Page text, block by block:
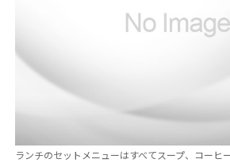
ランチのセットメニューはすべてスープ、コーヒ